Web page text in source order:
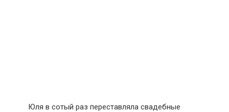
Юля в сотый раз переставляла свадебные